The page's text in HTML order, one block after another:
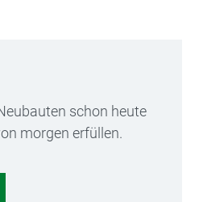
schon heute
morgen erfüllen.